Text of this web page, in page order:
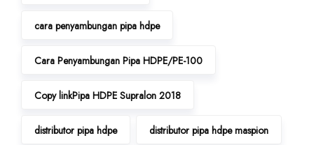
cara penyambungan pipa hdpe
Cara Penyambungan Pipa HDPE/PE-100
Copy linkPipa HDPE Supralon 2018
distributor pipa hdpe distributor pipa hdpe maspion